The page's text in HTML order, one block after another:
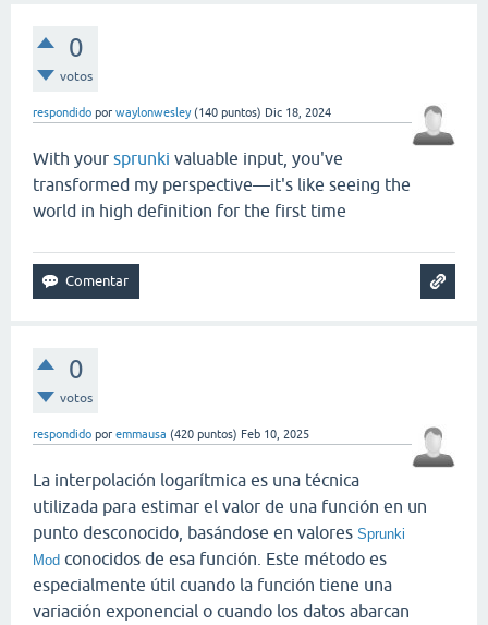
0
votos
respondido por waylonwesley (140 puntos) Dic 18, 2024
With your sprunki valuable input, you've
transformed my perspective—it's like seeing the
world in high definition for the first time
0
votos
respondido por emmausa (420 puntos) Feb 10, 2025
La interpolación logarítmica es una técnica
utilizada para estimar el valor de una función en un
punto desconocido, basándose en valores Sprunki
Mod conocidos de esa función. Este método es
especialmente útil cuando la función tiene una
variación exponencial o cuando los datos abarcan